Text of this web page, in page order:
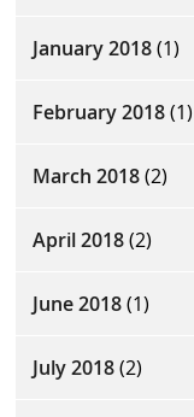
January 2018(1)
February 2018(1)
March 2018(2)
April 2018(2)
June 2018(1)
July 2018(2)